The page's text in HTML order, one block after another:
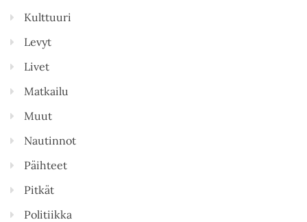
Kulttuuri
Levyt
Livet
Matkailu
Muut
Nautinnot
Päihteet
Pitkät
Politiikka